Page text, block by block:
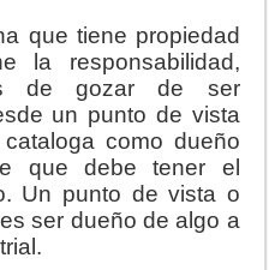
que tiene propiedad
la responsabilidad,
de gozar de ser
un punto de vista
como dueño
que debe tener el
Un punto de vista o
ser dueño de algo a